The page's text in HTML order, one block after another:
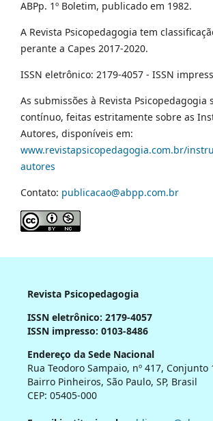
ABPp. 1º Boletim, publicado em 1982.
A Revista Psicopedagogia tem
perante a Capes 2017-2020.
ISSN eletrônico: 2179-4057 - ISSN
As submissões à Revista Psicopedagogia
contínuo, feitas estritamente sobre as
Autores, disponíveis em:
www.revistapsicopedagogia.com.br/
autores
Contato: publicacao@abpp.com.br
Revista Psicopedagogia
ISSN eletrônico: 2179-4057
ISSN impresso: 0103-8486
Endereço da Sede Nacional
Rua Teodoro Sampaio, nº 417, Conjunto
Bairro Pinheiros, São Paulo, SP, Brasil
CEP: 05405-000